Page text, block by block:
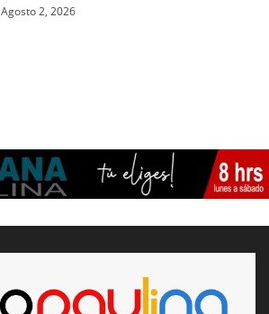
Agosto 2, 2026